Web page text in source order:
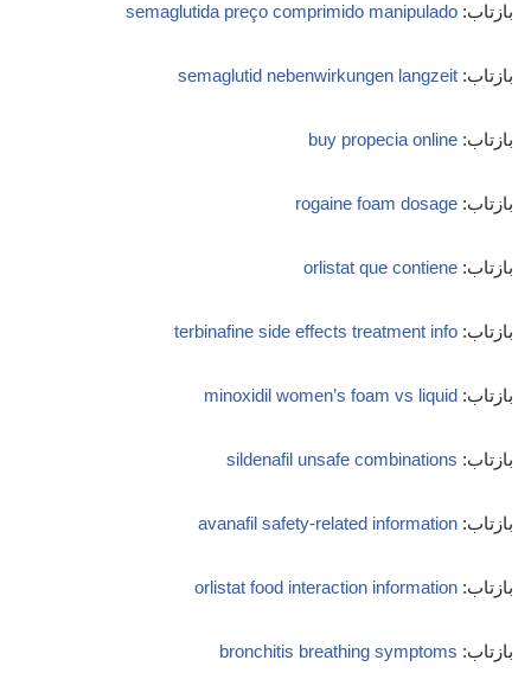
بازتاب: semaglutida preço comprimido manipulado
بازتاب: semaglutid nebenwirkungen langzeit
بازتاب: buy propecia online
بازتاب: rogaine foam dosage
بازتاب: orlistat que contiene
بازتاب: terbinafine side effects treatment info
بازتاب: minoxidil women’s foam vs liquid
بازتاب: sildenafil unsafe combinations
بازتاب: avanafil safety‑related information
بازتاب: orlistat food interaction information
بازتاب: bronchitis breathing symptoms